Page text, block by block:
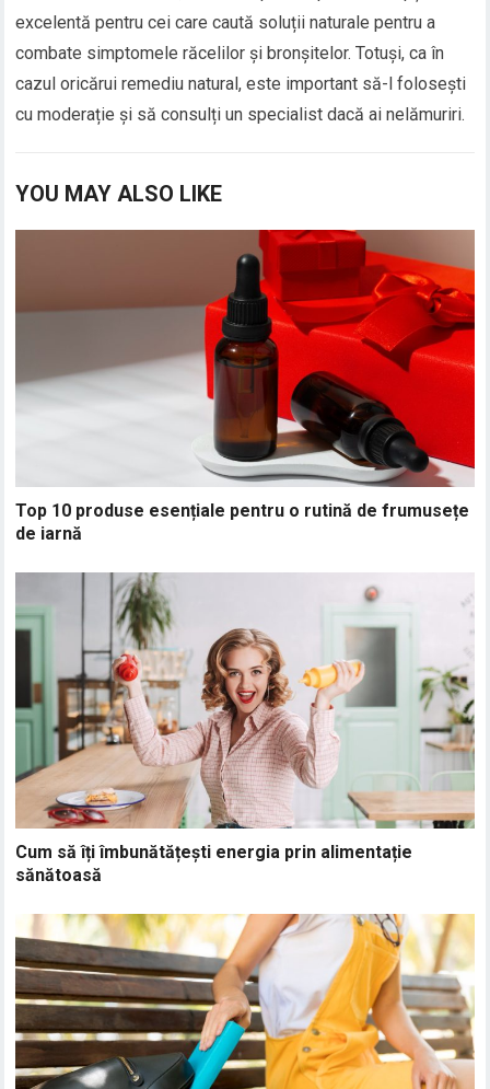
excelentă pentru cei care caută soluții naturale pentru a
combate simptomele răcelilor și bronșitelor. Totuși, ca în
cazul oricărui remediu natural, este important să-l folosești
cu moderație și să consulți un specialist dacă ai nelămuriri.
YOU MAY ALSO LIKE
Top 10 produse esențiale pentru o rutină de frumusețe
de iarnă
Cum să îți îmbunătățești energia prin alimentație
sănătoasă